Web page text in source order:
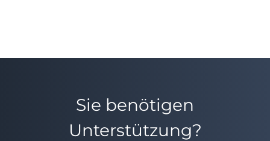
Sie benötigen
Unterstützung?